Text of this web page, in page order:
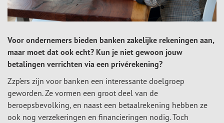
Voor ondernemers bieden banken zakelijke rekeningen aan,
maar moet dat ook echt? Kun je niet gewoon jouw
betalingen verrichten via een privérekening?
Zzp’ers zijn voor banken een interessante doelgroep
geworden. Ze vormen een groot deel van de
beroepsbevolking, en naast een betaalrekening hebben ze
ook nog verzekeringen en financieringen nodig. Toch